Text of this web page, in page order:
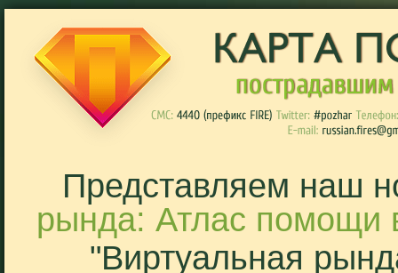
Представляем наш
рында: Атлас помощи
"Виртуальная